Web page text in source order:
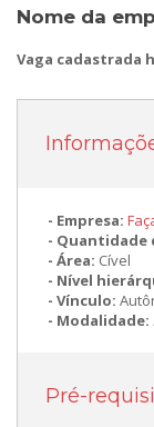
Nome da
Vaga cadastrada
Empresa:
Quantidade
Área: Cível
Nível
Vínculo:
Modalidade:
Pré-